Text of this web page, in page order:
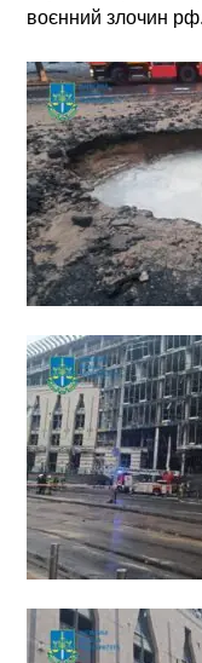
воєнний злочин рф.